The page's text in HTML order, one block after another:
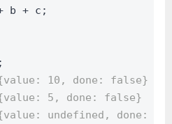
b + c;
10, done: false}
5, done: false}
undefined, done: